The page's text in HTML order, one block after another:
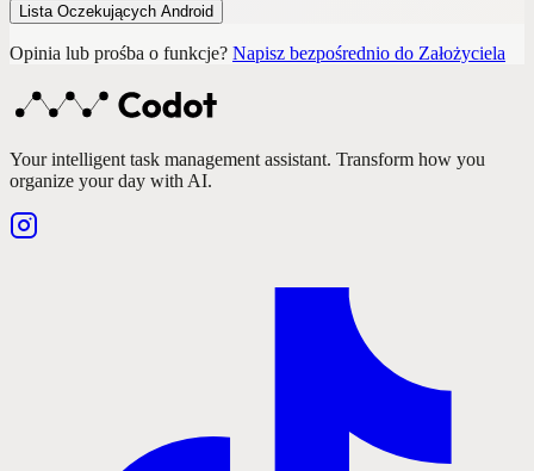
Lista Oczekujących Android
Opinia lub prośba o funkcje? Napisz bezpośrednio do Założyciela
Your intelligent task management assistant. Transform how you
organize your day with AI.